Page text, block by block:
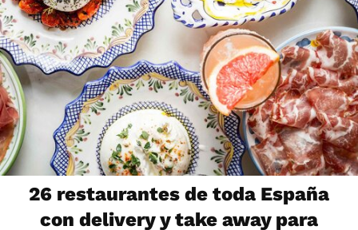
26 restaurantes de toda España
con delivery y take away para